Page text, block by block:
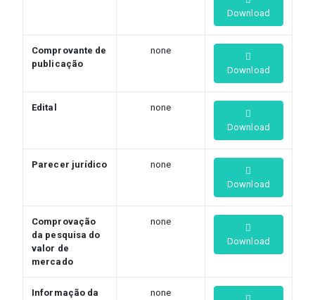
Download
Comprovante de
publicação
none
Download
Edital
none
Download
Parecer jurídico
none
Download
Comprovação
da pesquisa do
valor de
mercado
none
Download
Informação da
none